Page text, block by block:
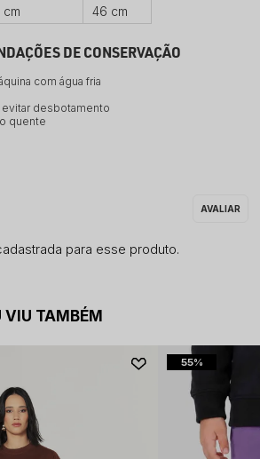
cm 46 cm
DE CONSERVAÇÃO
com água fria
evitar desbotamento
quente
para esse produto.
VIU TAMBÉM
55%